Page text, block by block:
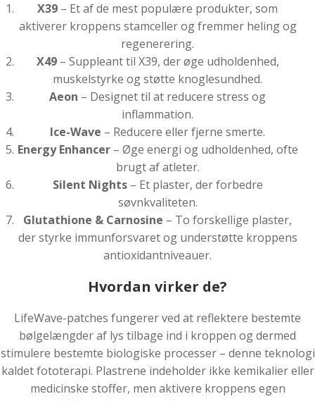
X39 – Et af de mest populære produkter, som
aktiverer kroppens stamceller og fremmer heling og
regenerering.
X49– Suppleant til X39, der øge udholdenhed,
muskelstyrke og støtte knoglesundhed.
Aeon – Designet til at reducere stress og
inflammation.
Ice-Wave – Reducere eller fjerne smerte.
Energy Enhancer– Øge energi og udholdenhed, ofte
brugt af atleter.
Silent Nights– Et plaster, der forbedre
søvnkvaliteten.
Glutathione & Carnosine – To forskellige plaster,
der styrke immunforsvaret og understøtte kroppens
antioxidantniveauer.
Hvordan virker de?
LifeWave-patches fungerer ved at reflektere bestemte
bølgelængder af lys tilbage ind i kroppen og dermed
stimulere bestemte biologiske processer – denne teknologi
kaldet fototerapi. Plastrene indeholder ikke kemikalier eller
medicinske stoffer, men aktivere kroppens egen